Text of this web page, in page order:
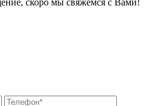
скоро мы свяжемся с Вами!